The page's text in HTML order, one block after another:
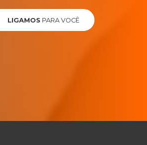
LIGAMOS PARA VOCÊ